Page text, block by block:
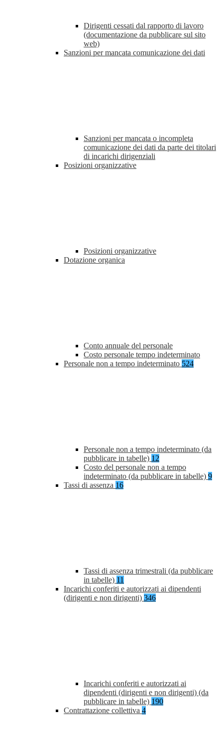
Dirigenti cessati dal rapporto di lavoro
(documentazione da pubblicare sul sito
web)
Sanzioni per mancata comunicazione dei dati
Sanzioni per mancata o incompleta
comunicazione dei dati da parte dei titolari
di incarichi dirigenziali
Posizioni organizzative
Posizioni organizzative
Dotazione organica
Conto annuale del personale
Costo personale tempo indeterminato
Personale non a tempo indeterminato 524
Personale non a tempo indeterminato (da
pubblicare in tabelle) 12
Costo del personale non a tempo
indeterminato (da pubblicare in tabelle) 9
Tassi di assenza 16
Tassi di assenza trimestrali (da pubblicare
in tabelle) 11
Incarichi conferiti e autorizzati ai dipendenti
(dirigenti e non dirigenti) 346
Incarichi conferiti e autorizzati ai
dipendenti (dirigenti e non dirigenti) (da
pubblicare in tabelle) 190
Contrattazione collettiva 4